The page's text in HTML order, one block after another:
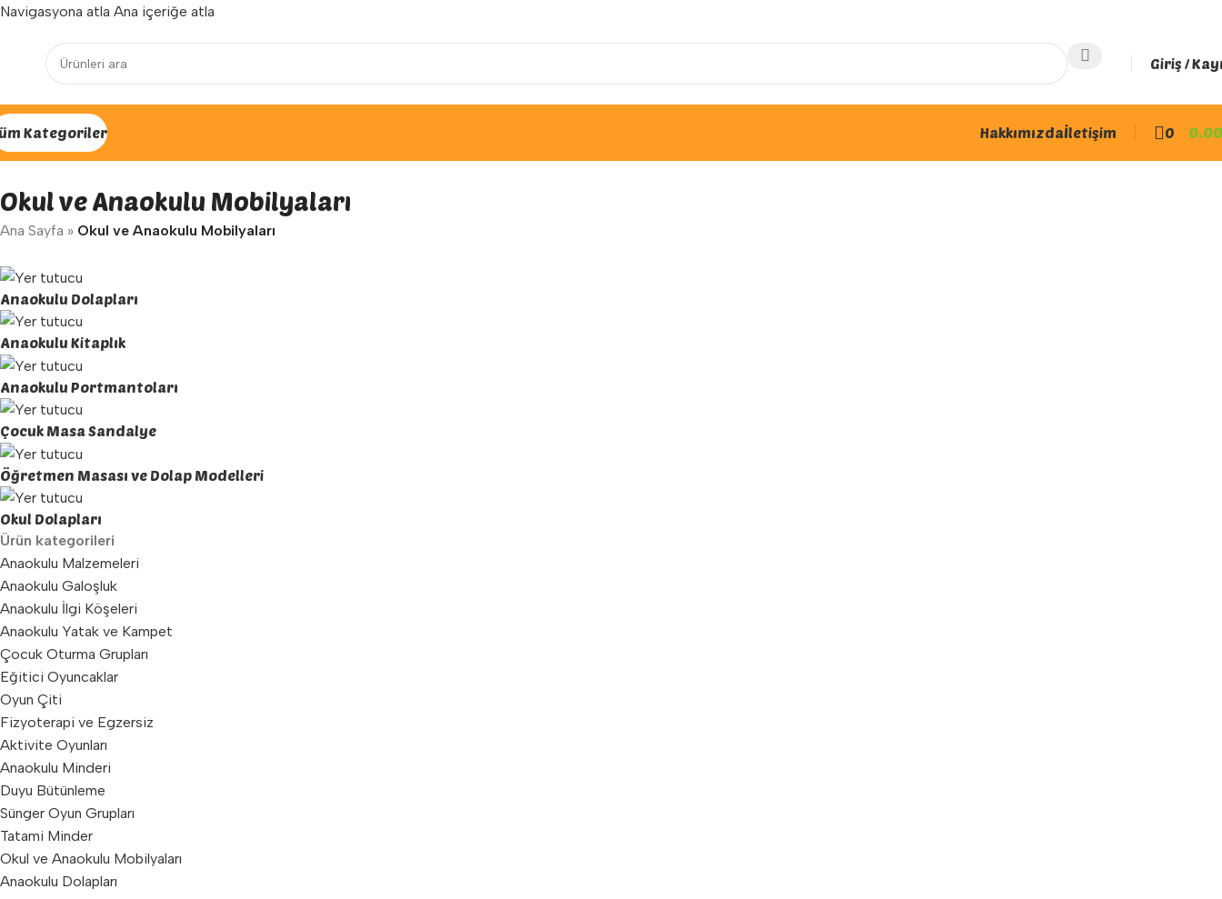
Navigasyona atla Ana içeriğe atla
Yenilenen arayüzümüz ile hizmetinizdeyiz...
Giriş /
Kategoriler Hakkımızdaİletişim 0 0.00
Okul ve Anaokulu Mobilyaları
Ana Sayfa » Okul ve Anaokulu Mobilyaları
Anaokulu Dolapları
Anaokulu Kitaplık
Anaokulu Portmantoları
Çocuk Masa Sandalye
Öğretmen Masası ve Dolap Modelleri
Okul Dolapları
Ürün kategorileri
Anaokulu Malzemeleri
Anaokulu Galoşluk
Anaokulu İlgi Köşeleri
Anaokulu Yatak ve Kampet
Çocuk Oturma Grupları
Eğitici Oyuncaklar
Oyun Çiti
Fizyoterapi ve Egzersiz
Aktivite Oyunları
Anaokulu Minderi
Duyu Bütünleme
Sünger Oyun Grupları
Tatami Minder
Okul ve Anaokulu Mobilyaları
Anaokulu Dolapları